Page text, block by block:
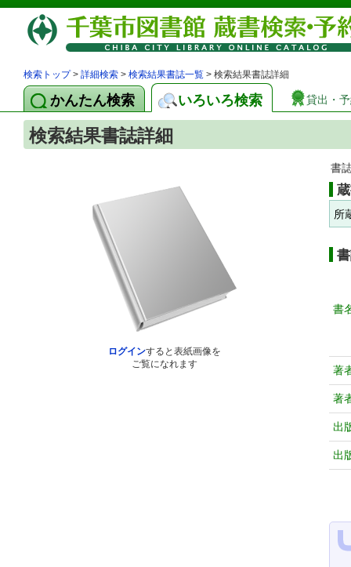
検索トップ> 詳細検索 > 検索結果書誌一覧 > 検索結果書誌詳細
かんたん検索 いろいろ検索 貸出・
検索結果書誌詳細
ログインすると表紙画像を
ご覧になれます
書
所
書
著
著
出
出